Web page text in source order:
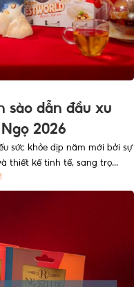
sào dẫn đầu xu
2026
sức khỏe dịp năm mới bởi sự
thiết kế tinh tế, sang trọ...